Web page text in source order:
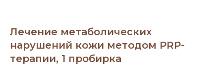
Лечение метаболических
нарушений кожи методом PRP-
терапии, 1 пробирка